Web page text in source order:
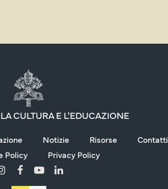
CULTURA E L'EDUCAZIONE
Notizie Risorse Contatti
Policy
Privacy Policy